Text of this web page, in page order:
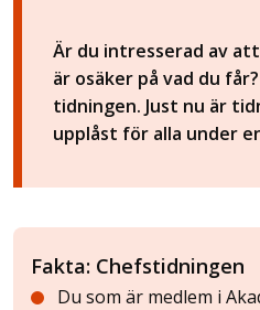
Är du intresserad av
är osäker på vad du
tidningen. Just nu är
upplåst för alla under
Fakta: Chefstidningen
Du som är medlem i